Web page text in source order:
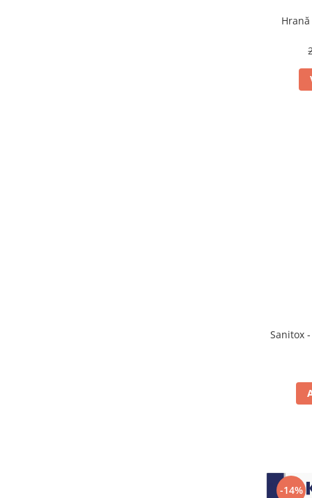
Sanitox
-14%